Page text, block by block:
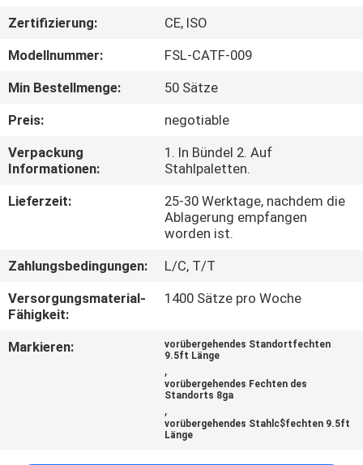
FABRIK-
AUSFLUG
QUALITÄTSKONTROLLE
TRETEN
SIE
IN
VERBINDUNG
NACHRICHTEN
Zertifizierung:
CE, ISO
Modellnummer:
FSL-CATF-009
Min Bestellmenge:
50 Sätze
Preis:
negotiable
Verpackung
Informationen:
1. In Bündel 2. Auf
Stahlpaletten.
Lieferzeit:
25-30 Werktage, nachdem die
Ablagerung empfangen
worden ist.
Zahlungsbedingungen:
L/C, T/T
Versorgungsmaterial-
Fähigkeit:
1400 Sätze pro Woche
Markieren:
vorübergehendes Standortfechten
9.5ft Länge
,
vorübergehendes Fechten des
Standorts 8ga
,
vorübergehendes Stahlc$fechten 9.5ft
Länge